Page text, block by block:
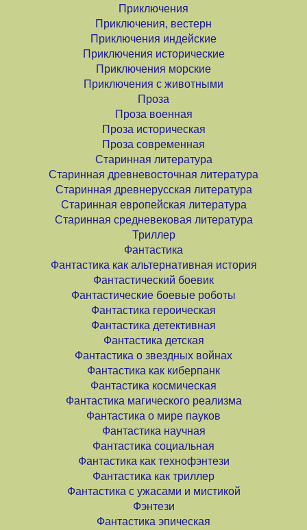
Приключения
Приключения, вестерн
Приключения индейские
Приключения исторические
Приключения морские
Приключения с животными
Проза
Проза военная
Проза историческая
Проза современная
Старинная литература
Старинная древневосточная литература
Старинная древнерусская литература
Старинная европейская литература
Старинная средневековая литература
Триллер
Фантастика
Фантастика как альтернативная история
Фантастический боевик
Фантастические боевые роботы
Фантастика героическая
Фантастика детективная
Фантастика детская
Фантастика о звездных войнах
Фантастика как киберпанк
Фантастика космическая
Фантастика магического реализма
Фантастика о мире пауков
Фантастика научная
Фантастика социальная
Фантастика как технофэнтези
Фантастика как триллер
Фантастика с ужасами и мистикой
Фэнтези
Фантастика эпическая